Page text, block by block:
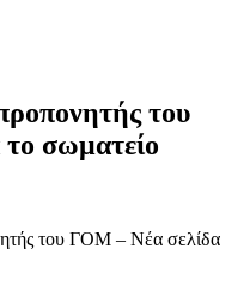
του
σωματείο
του ΓΟΜ – Νέα σελίδα